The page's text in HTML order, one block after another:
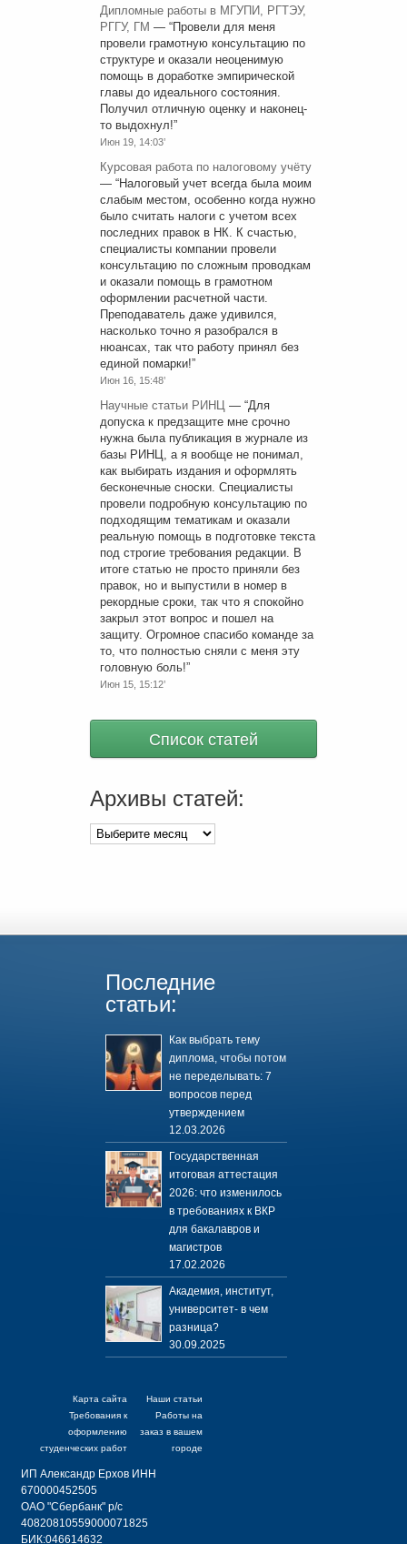
Дипломные работы в МГУПИ, РГТЭУ,
РГГУ, ГМ — “Провели для меня
провели грамотную консультацию по
структуре и оказали неоценимую
помощь в доработке эмпирической
главы до идеального состояния.
Получил отличную оценку и наконец-
то выдохнул!”
Июн 19, 14:03’
Курсовая работа по налоговому учёту
— “Налоговый учет всегда была моим
слабым местом, особенно когда нужно
было считать налоги с учетом всех
последних правок в НК. К счастью,
специалисты компании провели
консультацию по сложным проводкам
и оказали помощь в грамотном
оформлении расчетной части.
Преподаватель даже удивился,
насколько точно я разобрался в
нюансах, так что работу принял без
единой помарки!”
Июн 16, 15:48’
Научные статьи РИНЦ — “Для
допуска к предзащите мне срочно
нужна была публикация в журнале из
базы РИНЦ, а я вообще не понимал,
как выбирать издания и оформлять
бесконечные сноски. Специалисты
провели подробную консультацию по
подходящим тематикам и оказали
реальную помощь в подготовке текста
под строгие требования редакции. В
итоге статью не просто приняли без
правок, но и выпустили в номер в
рекордные сроки, так что я спокойно
закрыл этот вопрос и пошел на
защиту. Огромное спасибо команде за
то, что полностью сняли с меня эту
головную боль!”
Июн 15, 15:12’
Список статей
Архивы статей:
Архивы
статей:
Последние
статьи:
Как выбрать тему
диплома, чтобы потом
не переделывать: 7
вопросов перед
утверждением
12.03.2026
Государственная
итоговая аттестация
2026: что изменилось
в требованиях к ВКР
для бакалавров и
магистров
17.02.2026
Академия, институт,
университет- в чем
разница?
30.09.2025
Карта сайта
Требования к
оформлению
студенческих работ
Наши статьи
Работы на
заказ в вашем
городе
ИП Александр Ерхов ИНН
670000452505
ОАО "Сбербанк" р/с
40820810559000071825
БИК:046614632